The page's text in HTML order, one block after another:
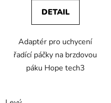
DETAIL
Adaptér pro uchycení
řadící páčky na brzdovou
páku Hope tech3